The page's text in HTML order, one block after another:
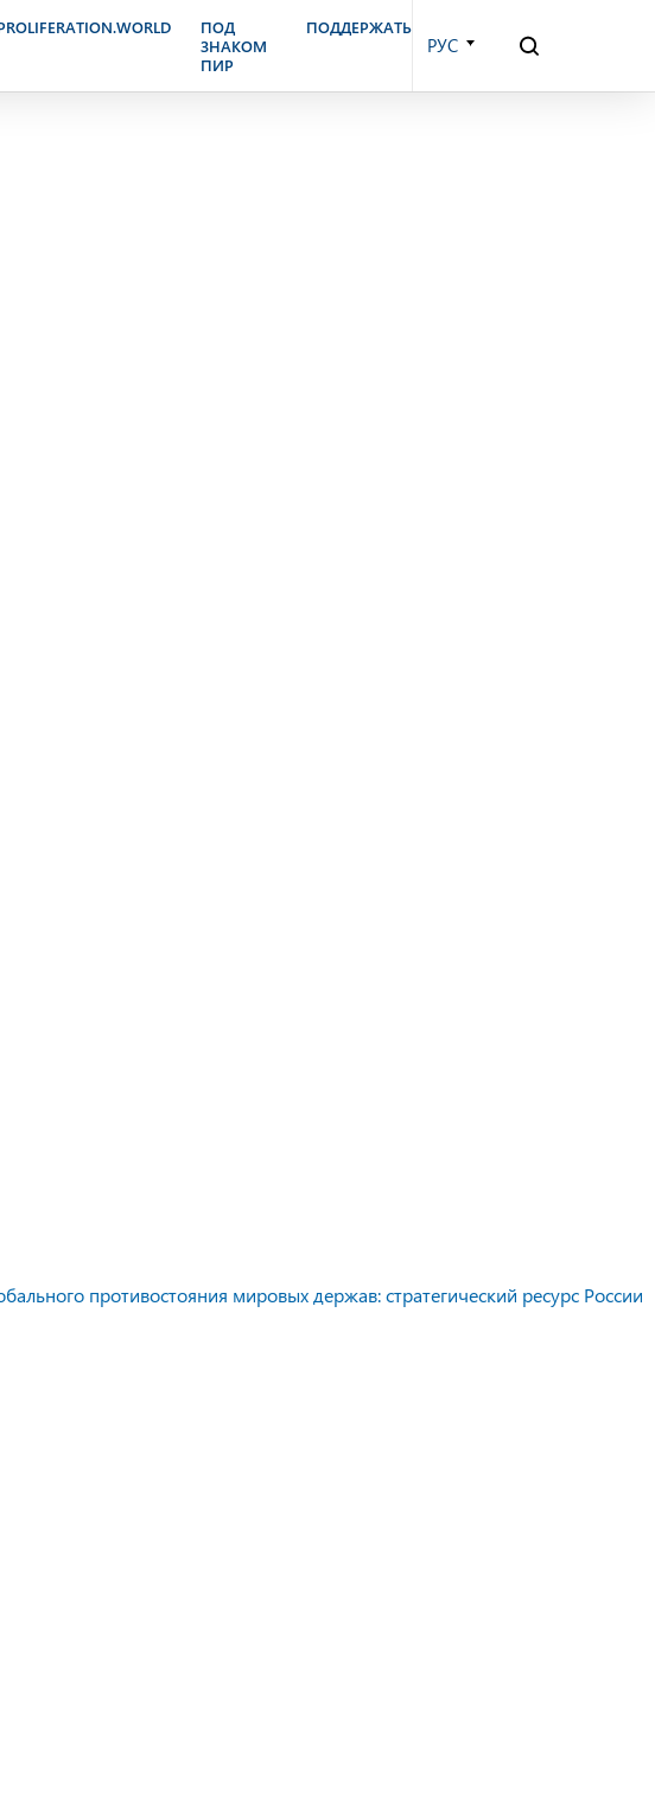
ПОД
ЗНАКОМ
ПИР
ПОДДЕРЖАТЬ
РУС
апреля – 3 мая, 2006 г.
противостояния мировых держав: стратегический ресурс России